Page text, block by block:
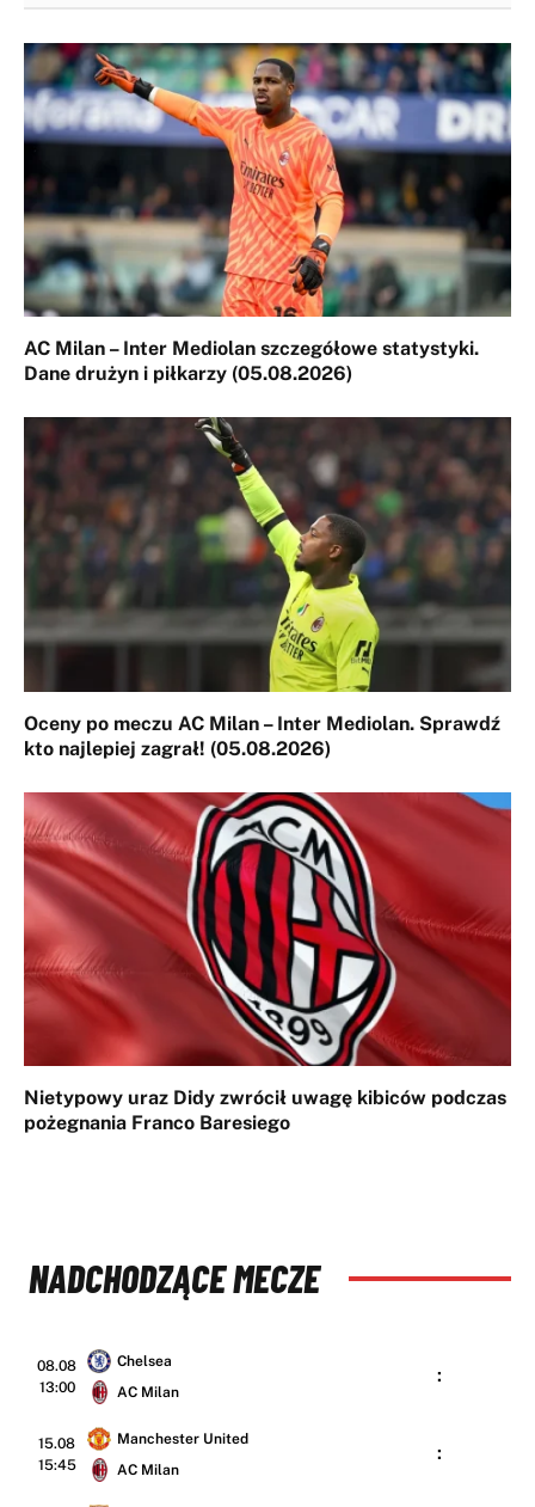
AC Milan – Inter Mediolan szczegółowe statystyki.
Dane drużyn i piłkarzy (05.08.2026)
Oceny po meczu AC Milan – Inter Mediolan. Sprawdź
kto najlepiej zagrał! (05.08.2026)
Nietypowy uraz Didy zwrócił uwagę kibiców podczas
pożegnania Franco Baresiego
NADCHODZĄCE MECZE
08.08
13:00
Chelsea
AC Milan
:
15.08
15:45
Manchester United
AC Milan
: